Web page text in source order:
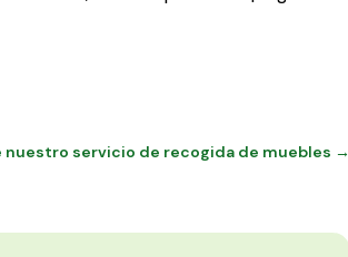
nuestro servicio de recogida de muebles →